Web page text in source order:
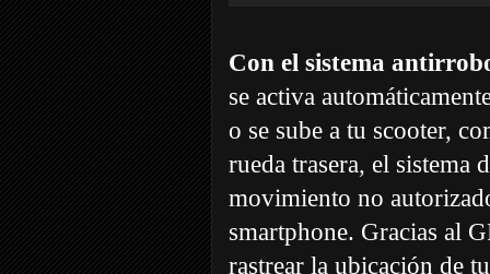
Con el sistema
se activa
o se sube a tu scooter,
rueda trasera, el sistema
movimiento no
smartphone. Gracias al
rastrear la ubicación de